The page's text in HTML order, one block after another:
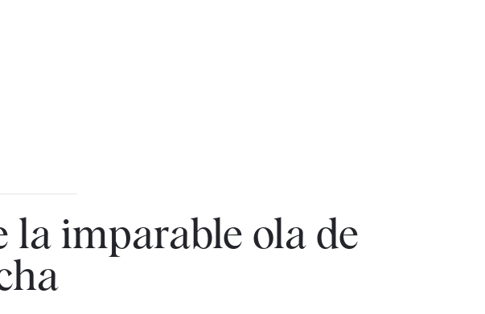
la imparable ola de